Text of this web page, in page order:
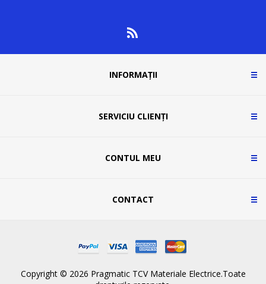
INFORMAȚII
SERVICIU CLIENȚI
CONTUL MEU
CONTACT
Copyright © 2026 Pragmatic TCV Materiale Electrice.Toate